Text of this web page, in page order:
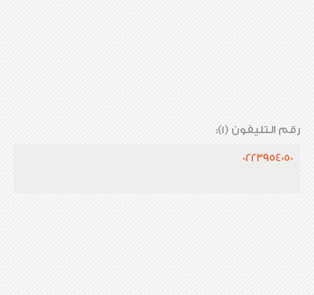
رقم التليفون (1):
0223954050